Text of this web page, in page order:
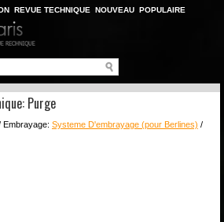
REVUE TECHNIQUE NOUVEAU POPULAIRE
Purge
Embrayage: Systeme D'embrayage (pour Berlines) /